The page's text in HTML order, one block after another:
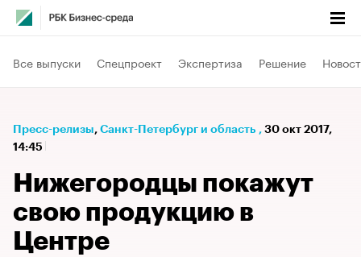
Все выпуски Спецпроект Экспертиза Решение
Пресс-релизы⁠, Санкт-Петербург и область , 30 окт 2017,
14:45
Нижегородцы покажут
свою продукцию в
Центре